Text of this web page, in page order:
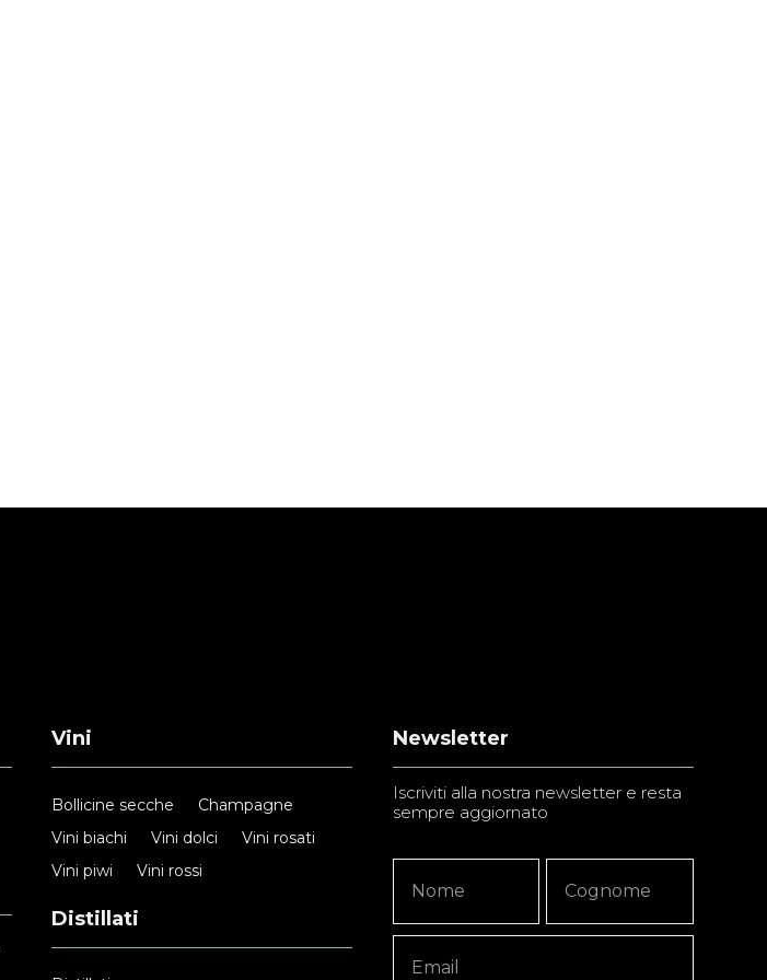
Vini
Bollicine secche
Champagne
Vini biachi
Vini dolci
Vini rosati
Vini piwi
Vini rossi
Distillati
Newsletter
Iscriviti alla nostra newsletter e resta
sempre aggiornato
Signup
Copy